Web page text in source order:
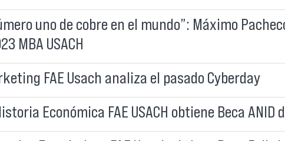
uno de cobre en el mundo”: Máximo
MBA USACH
FAE Usach analiza el pasado Cyberday
Económica FAE USACH obtiene Beca